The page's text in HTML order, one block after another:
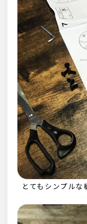
とてもシンプルな